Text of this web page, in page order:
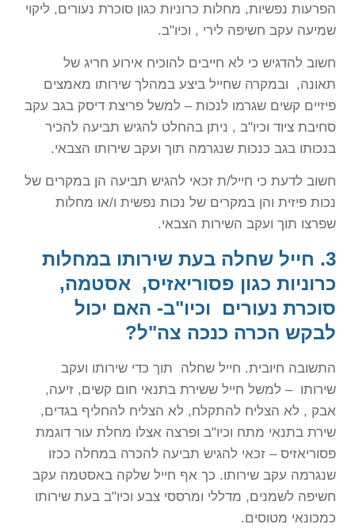
הפרעות נפשיות, מחלות כרוניות כגון סוכרת נעורים, ליקוי
שמיעה עקב חשיפה לירי , וכיו"ב.
חשוב להדגיש כי לא חייבים להוכיח אירוע חריג של
תאונה, ובמקרה שחייל ביצע במהלך שירותו מאמצים
פיזיים קשים שגרמו לנכות – למשל פריצת דיסק בגב עקב
סחיבת ציוד וכיו"ב , ניתן בהחלט להגיש תביעה להכיר
בנכותו בגב כנכות שנגרמה תוך ועקב שירותו הצבאי.
חשוב לדעת כי חייל/ת זכאי להגיש תביעה הן במקרים של
נכות פיזית והן במקרים של נכות נפשית ו/או מחלות
שפרצו תוך ועקב השירות הצבאי.
3. חייל שחלה בעת שירותו במחלות
כרוניות כגון פסוריאזיס, אסטמה,
סוכרת נעורים וכיו"ב- האם יכול
לבקש הכרה כנכה צה"ל?
התשובה חיובית. חייל שחלה תוך כדי שירותו ועקב
שירותו – למשל חייל ששירת בתנאי חום קשים, זיעה,
אבק , לא הצליח להתקלח, לא הצליח להחליף בגדים,
שירת בתנאי מתח וכיו"ב ופרצה אצלו מחלת עור דוגמת
פסוריאזיס – זכאי להגיש תביעה להכרה במחלה ככזו
שנגרמה עקב שירותו. כך אף חייל שלקה באסטמה עקב
חשיפה לשמנים, מדללי ומרססי צבע וכיו"ב בעת שירותו
כמכונאי מטוסים.